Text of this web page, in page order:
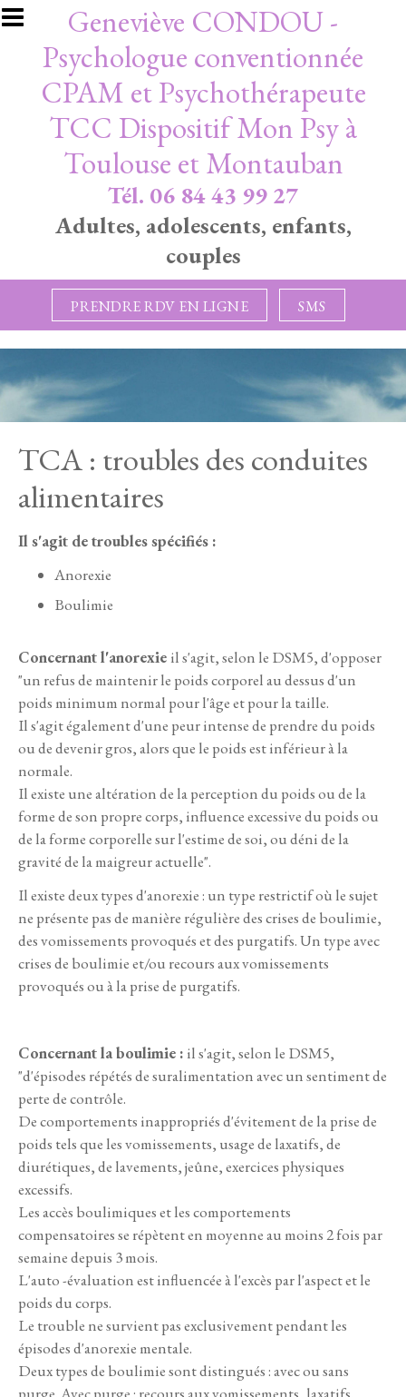
Aller au contenu principal
Geneviève CONDOU -
Psychologue conventionnée
CPAM et Psychothérapeute
TCC Dispositif Mon Psy à
Toulouse et Montauban
Tél. 06 84 43 99 27
Adultes, adolescents, enfants,
couples
PRENDRE RDV EN LIGNE SMS
TCA : troubles des conduites
alimentaires
Il s'agit de troubles spécifiés :
Anorexie
Boulimie
Concernant l'anorexie il s'agit, selon le DSM5, d'opposer
"un refus de maintenir le poids corporel au dessus d'un
poids minimum normal pour l'âge et pour la taille.
Il s'agit également d'une peur intense de prendre du poids
ou de devenir gros, alors que le poids est inférieur à la
normale.
Il existe une altération de la perception du poids ou de la
forme de son propre corps, influence excessive du poids ou
de la forme corporelle sur l'estime de soi, ou déni de la
gravité de la maigreur actuelle".
Il existe deux types d'anorexie : un type restrictif où le sujet
ne présente pas de manière régulière des crises de boulimie,
des vomissements provoqués et des purgatifs. Un type avec
crises de boulimie et/ou recours aux vomissements
provoqués ou à la prise de purgatifs.
Concernant la boulimie : il s'agit, selon le DSM5,
"d'épisodes répétés de suralimentation avec un sentiment de
perte de contrôle.
De comportements inappropriés d'évitement de la prise de
poids tels que les vomissements, usage de laxatifs, de
diurétiques, de lavements, jeûne, exercices physiques
excessifs.
Les accès boulimiques et les comportements
compensatoires se répètent en moyenne au moins 2 fois par
semaine depuis 3 mois.
L'auto -évaluation est influencée à l'excès par l'aspect et le
poids du corps.
Le trouble ne survient pas exclusivement pendant les
épisodes d'anorexie mentale.
Deux types de boulimie sont distingués : avec ou sans